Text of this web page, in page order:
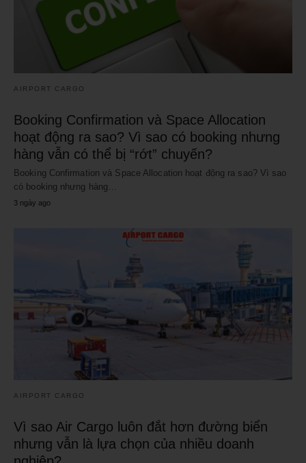
AIRPORT CARGO
Booking Confirmation và Space Allocation
hoạt động ra sao? Vì sao có booking nhưng
hàng vẫn có thể bị “rớt” chuyến?
Booking Confirmation và Space Allocation hoạt động ra sao? Vì sao
có booking nhưng hàng…
3 ngày ago
AIRPORT CARGO
Vì sao Air Cargo luôn đắt hơn đường biển
nhưng vẫn là lựa chọn của nhiều doanh